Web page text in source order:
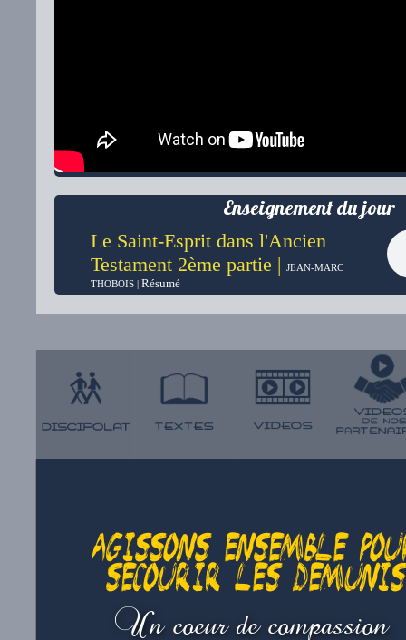
Enseignement du jour
Le Saint-Esprit dans l'Ancien
Testament 2ème partie | JEAN-MARC
THOBOIS | Résumé